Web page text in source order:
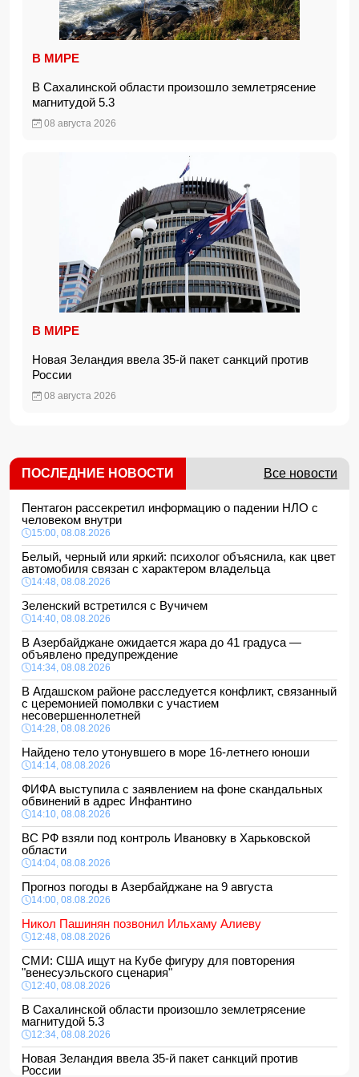
В МИРЕ
В Сахалинской области произошло землетрясение
магнитудой 5.3
08 августа 2026
В МИРЕ
Новая Зеландия ввела 35-й пакет санкций против
России
08 августа 2026
ПОСЛЕДНИЕ НОВОСТИ Все новости
Пентагон рассекретил информацию о падении НЛО с
человеком внутри
15:00, 08.08.2026
Белый, черный или яркий: психолог объяснила, как цвет
автомобиля связан с характером владельца
14:48, 08.08.2026
Зеленский встретился с Вучичем
14:40, 08.08.2026
В Азербайджане ожидается жара до 41 градуса —
объявлено предупреждение
14:34, 08.08.2026
В Агдашском районе расследуется конфликт, связанный
с церемонией помолвки с участием
несовершеннолетней
14:28, 08.08.2026
Найдено тело утонувшего в море 16-летнего юноши
14:14, 08.08.2026
ФИФА выступила с заявлением на фоне скандальных
обвинений в адрес Инфантино
14:10, 08.08.2026
ВС РФ взяли под контроль Ивановку в Харьковской
области
14:04, 08.08.2026
Прогноз погоды в Азербайджане на 9 августа
14:00, 08.08.2026
Никол Пашинян позвонил Ильхаму Алиеву
12:48, 08.08.2026
СМИ: США ищут на Кубе фигуру для повторения
"венесуэльского сценария"
12:40, 08.08.2026
В Сахалинской области произошло землетрясение
магнитудой 5.3
12:34, 08.08.2026
Новая Зеландия ввела 35-й пакет санкций против
России